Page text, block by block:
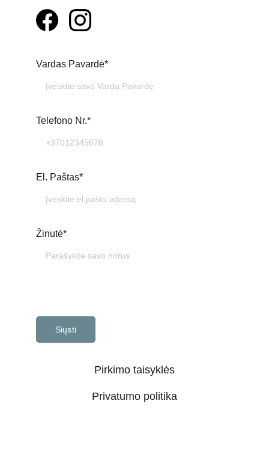
Vardas Pavardė*
Telefono Nr.*
El. Paštas*
Žinutė*
Siųsti
Privatumo politika
Pirkimo taisyklės